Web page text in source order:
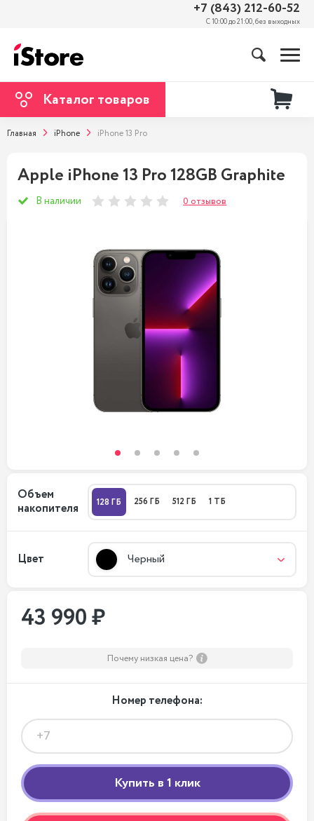
+7 (843) 212-60-52
С 10:00 до 21:00, без выходных
Каталог товаров
Главная iPhone iPhone 13 Pro
Apple iPhone 13 Pro 128GB Graphite
В наличии 0 отзывов
Объем
накопителя
128 ГБ 256 ГБ 512 ГБ 1 ТБ
Цвет Черный
43 990 ₽
Почему низкая цена?
Номер телефона: